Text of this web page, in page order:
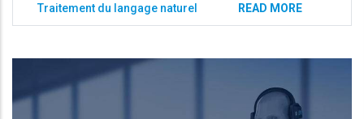
Traitement du langage naturel READ MORE